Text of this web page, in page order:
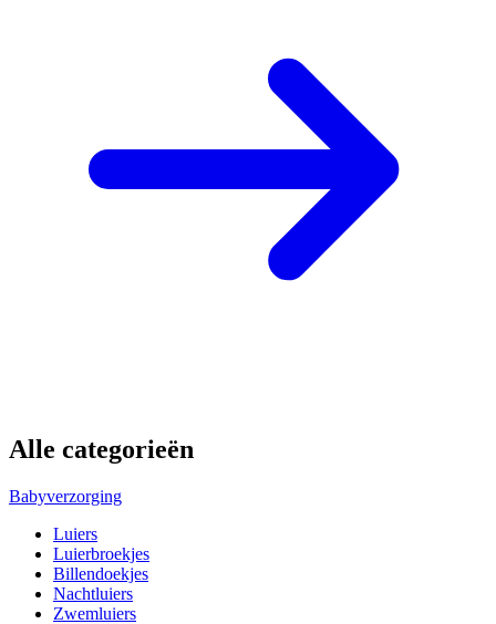
Alle categorieën
Babyverzorging
Luiers
Luierbroekjes
Billendoekjes
Nachtluiers
Zwemluiers